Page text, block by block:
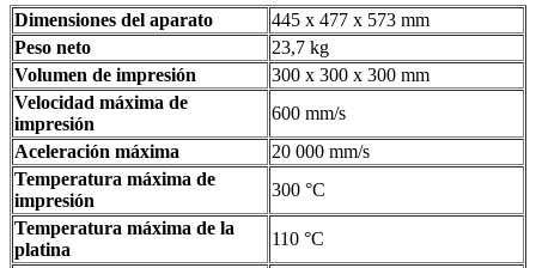
Dimensiones del aparato
445 x 477 x 573 mm
Peso neto
23,7 kg
Volumen de impresión
300 x 300 x 300 mm
Velocidad máxima de
impresión
600 mm/s
Aceleración máxima
20 000 mm/s
Temperatura máxima de
impresión
300 °C
Temperatura máxima de la
platina
110 °C